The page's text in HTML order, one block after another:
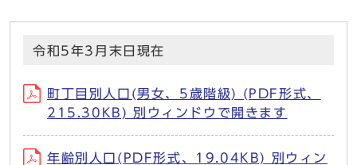
令和5年3月末日現在
町丁目別人口(男女、5歳階級) (PDF形式、
215.30KB) 別ウィンドウで開きます
年齢別人口(PDF形式、19.04KB) 別ウィン